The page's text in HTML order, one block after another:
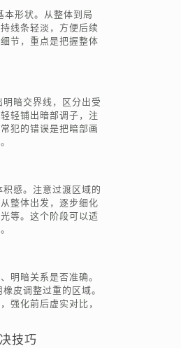
本形状。从整体到局
线条轻淡，方便后续
节，重点是把握整体
暗交界线，区分出受
轻铺出暗部调子，注
犯的错误是把暗部画
感。注意过渡区域的
整体出发，逐步细化
等。这个阶段可以适
明暗关系是否准确。
皮调整过重的区域。
强化前后虚实对比，
技巧